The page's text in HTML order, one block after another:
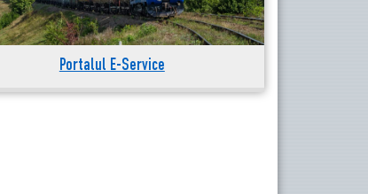
Portalul E-Service